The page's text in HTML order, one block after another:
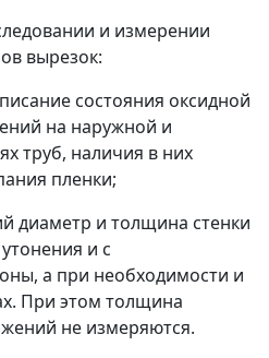
и измерении
вырезок:
состояния оксидной
на наружной и
труб, наличия в них
пленки;
диаметр и толщина стенки
и с
а при необходимости и
При этом толщина
не измеряются.